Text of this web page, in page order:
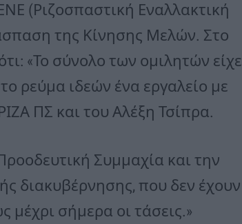
(Ριζοσπαστική Εναλλακτική
της Κίνησης Μελών. Στο
«Το σύνολο των ομιλητών είχε
ρεύμα ιδεών ένα εργαλείο με
ΠΣ και του Αλέξη Τσίπρα.
Συμμαχία και την
διακυβέρνησης, που δεν έχουν
σήμερα οι τάσεις.»